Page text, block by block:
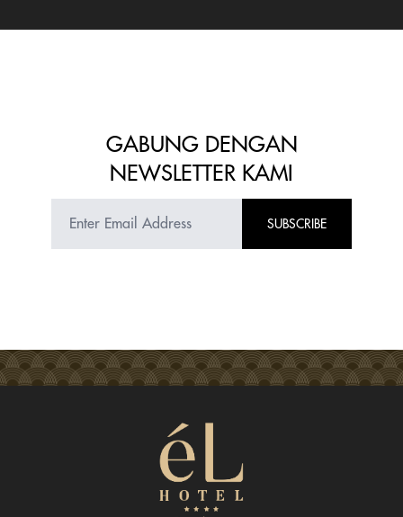
GABUNG DENGAN
NEWSLETTER KAMI
SUBSCRIBE